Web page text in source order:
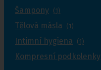
Šampony (1)
Tělová másla (1)
Intimní hygiena (1)
Kompresní podkolenky